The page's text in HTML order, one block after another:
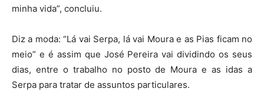
minha vida”, concluiu.
Diz a moda: “Lá vai Serpa, lá vai Moura e as Pias ficam no
meio” e é assim que José Pereira vai dividindo os seus
dias, entre o trabalho no posto de Moura e as idas a
Serpa para tratar de assuntos particulares.